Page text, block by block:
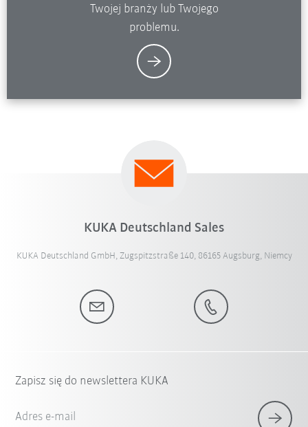
Twojej branży lub Twojego
problemu.
KUKA Deutschland Sales
KUKA Deutschland GmbH, Zugspitzstraße 140, 86165 Augsburg, Niemcy
Zapisz się do newslettera KUKA
Adres e-mail